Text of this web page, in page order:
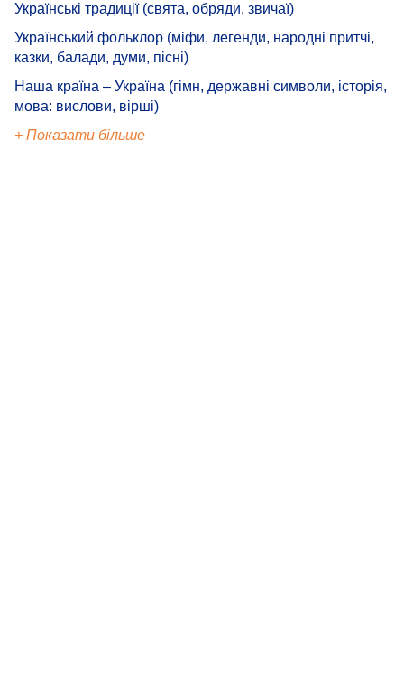
Українські традиції (свята, обряди, звичаї)
Український фольклор (міфи, легенди, народні притчі,
казки, балади, думи, пісні)
Наша країна – Україна (гімн, державні символи, історія,
мова: вислови, вірші)
+ Показати більше